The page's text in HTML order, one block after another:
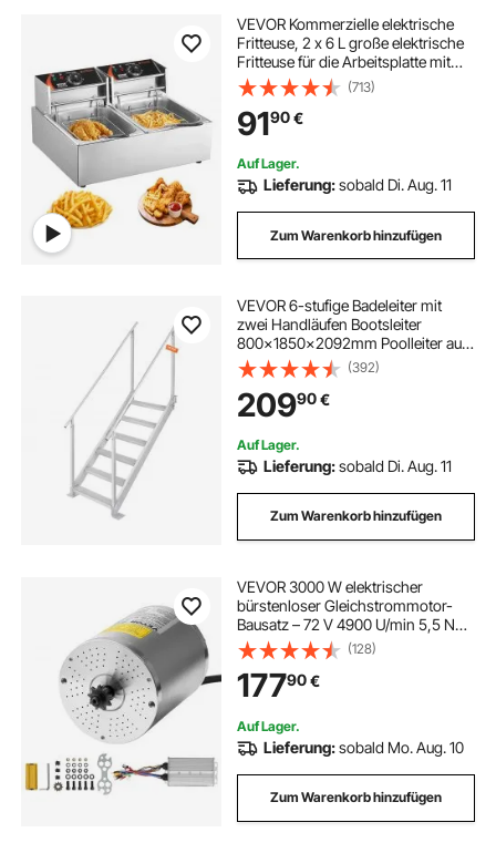
elektrischer kettenzug kabellos
elektrische kühlbox steckdose
seilzug elektrisch 12v
elektrische seilwinde 12v nylonseil
elektrischen Schreibtisch
elektrisch schreibtisch
elektrisch schreibtische
elektrische seilwinde synthetisches seil
Elektrischer Schreibtisch
elektrischer bürstenloser motor
elektrische seilzug 12v
elektrische schreibtisch
VEVOR Kommerzielle elektrische
Fritteuse, 2 x 6 L große elektrische
Fritteuse für die Arbeitsplatte mit
herausnehmbarem Doppelkorb,
5000 W Doppelfritteuse aus
Edelstahl für Küche, Restaurant
(713)
9190€
Auf Lager.
Lieferung:sobald Di. Aug. 11
Zum Warenkorb hinzufügen
VEVOR 6-stufige Badeleiter mit
zwei Handläufen Bootsleiter
800x1850x2092mm Poolleiter aus
Aluminiumlegierung Treppenleiter
250kg Tragfähigkeit 10cm Pedale
Ideal für Häfen Boot
Schwimmbäder
(392)
20990€
Auf Lager.
Lieferung:sobald Di. Aug. 11
Zum Warenkorb hinzufügen
VEVOR 3000 W elektrischer
bürstenloser Gleichstrommotor-
Bausatz – 72 V 4900 U/min 5,5 Nm
Elektromotor mit verbessertem
Drehzahlregler, Geräuscharm, Ideal
für Go Karts E-Bike Motorrad Roller
(128)
17790€
Auf Lager.
Lieferung:sobald Mo. Aug. 10
Zum Warenkorb hinzufügen